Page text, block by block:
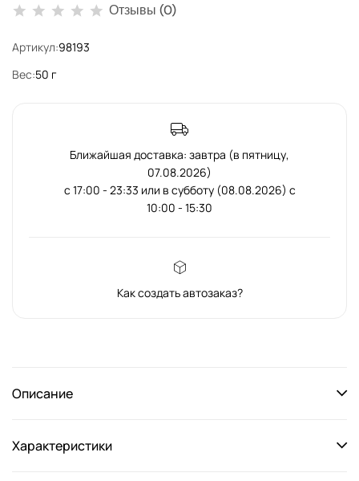
Отзывы (0)
Артикул:98193
Вес:50 г
Ближайшая доставка: завтра (в пятницу,
07.08.2026)
с 17:00 - 23:33 или в субботу (08.08.2026) с
10:00 - 15:30
Как создать автозаказ?
Описание
Характеристики